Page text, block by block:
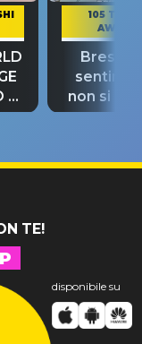
si
105 TAKE
AWAY
Bresh:
non si
fino alla
TE!
disponibile su